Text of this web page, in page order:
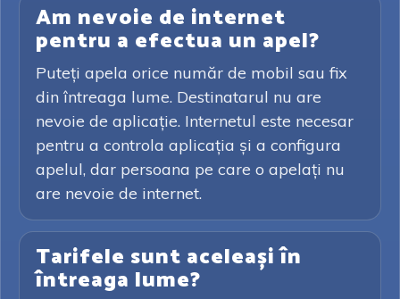
Am nevoie de internet
pentru a efectua un apel?
Puteți apela orice număr de mobil sau fix
din întreaga lume. Destinatarul nu are
nevoie de aplicație. Internetul este necesar
pentru a controla aplicația și a configura
apelul, dar persoana pe care o apelați nu
are nevoie de internet.
Tarifele sunt aceleași în
întreaga lume?